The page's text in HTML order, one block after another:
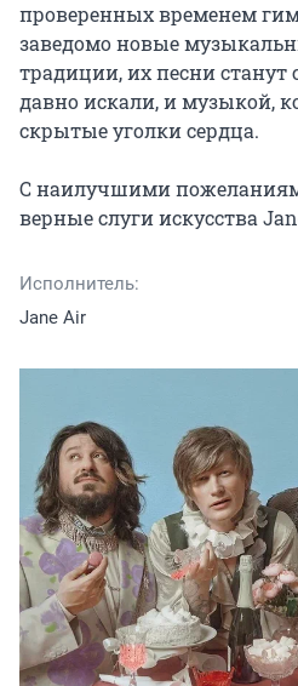
проверенных временем
заведомо новые
традиции, их песни
давно искали, и музыкой,
скрытые уголки сердца.
С наилучшими
верные слуги искусства
Исполнитель:
Jane Air